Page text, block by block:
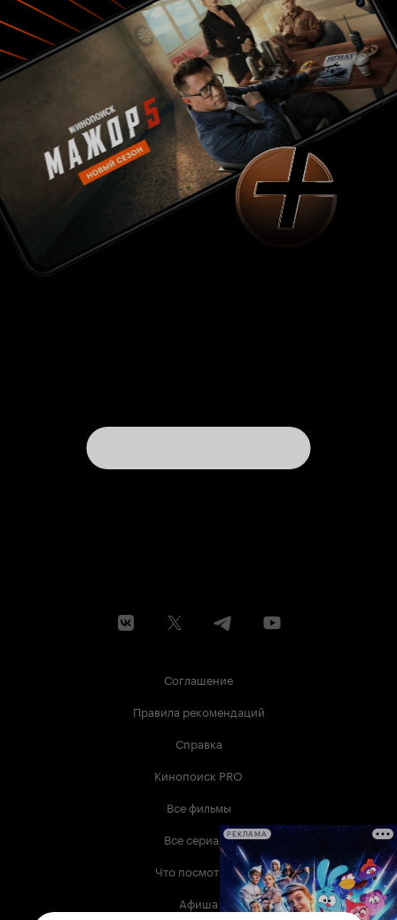
Соглашение
Правила рекомендаций
Справка
Кинопоиск PRO
Все фильмы
Все сериалы
Что посмотреть
Афиша
РЕКЛАМА